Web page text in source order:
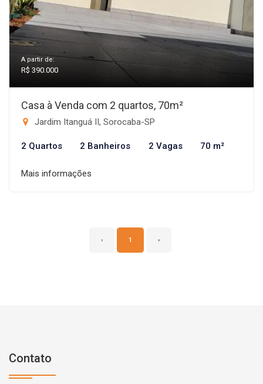
A partir de:
R$ 390.000
Casa à Venda com 2 quartos, 70m²
Jardim Itanguá II, Sorocaba-SP
2 Quartos 2 Banheiros 2 Vagas 70 m²
Mais informações
‹ 1 ›
Contato